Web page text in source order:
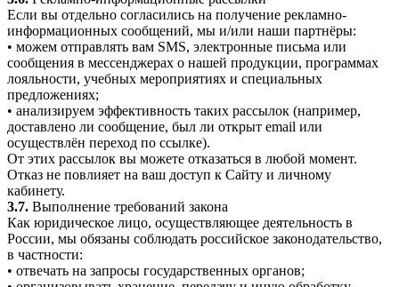
Если вы отдельно согласились на получение рекламно-
информационных сообщений, мы и/или наши партнёры:
• можем отправлять вам SMS, электронные письма или
сообщения в мессенджерах о нашей продукции, программах
лояльности, учебных мероприятиях и специальных
предложениях;
• анализируем эффективность таких рассылок (например,
доставлено ли сообщение, был ли открыт email или
осуществлён переход по ссылке).
От этих рассылок вы можете отказаться в любой момент.
Отказ не повлияет на ваш доступ к Сайту и личному
кабинету.
3.7. Выполнение требований закона
Как юридическое лицо, осуществляющее деятельность в
России, мы обязаны соблюдать российское законодательство,
в частности:
• отвечать на запросы государственных органов;